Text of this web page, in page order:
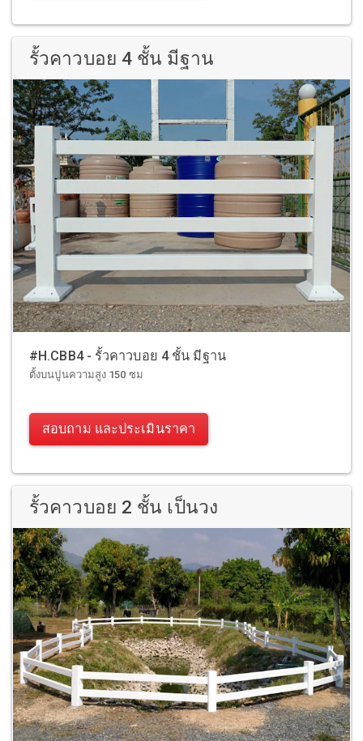
รั้วคาวบอย 4 ชั้น มีฐาน
#H.CBB4 - รั้วคาวบอย 4 ชั้น มีฐาน
ตั้งบนปูนความสูง 150 ซม
สอบถาม และประเมินราคา
รั้วคาวบอย 2 ชั้น เป็นวง